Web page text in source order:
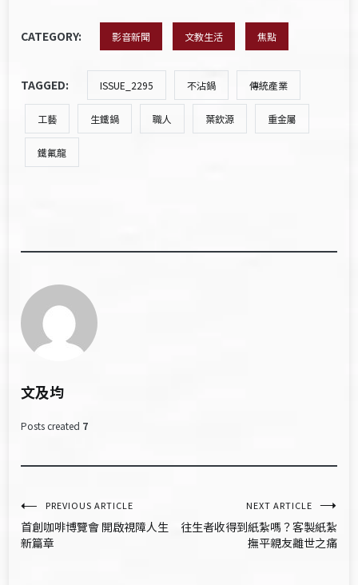
CATEGORY: 影音新聞 文教生活 焦點
TAGGED: ISSUE_2295 不沾鍋 傳統產業
工藝 生鐵鍋 職人 葉欽源 重金屬
鐵氟龍
文及均
Posts created 7
文
章
PREVIOUS ARTICLE
首創咖啡博覽會 開啟視障人生
新篇章
NEXT ARTICLE
往生者收得到紙紮嗎？客製紙紮
撫平親友離世之痛